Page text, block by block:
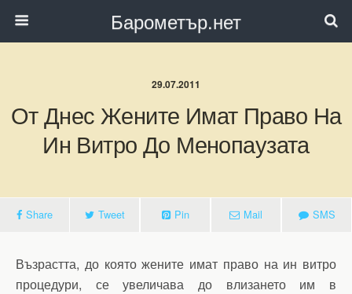
Барометър.нет
29.07.2011
От Днес Жените Имат Право На
Ин Витро До Менопаузата
Share Tweet Pin Mail SMS
Възрастта, до която жените имат право на ин витро
процедури, се увеличава до влизането им в